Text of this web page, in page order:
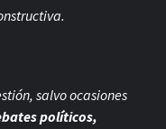
salvo ocasiones
políticos,